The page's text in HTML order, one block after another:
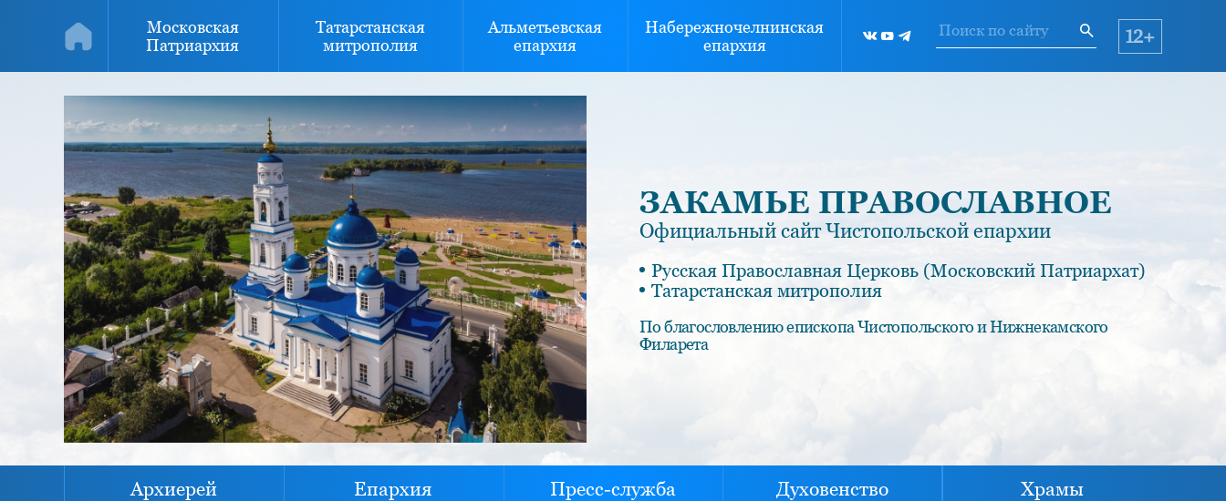
Московская
Патриархия
Татарстанская
митрополия
Альметьевская
епархия
Набережночелнинская
епархия
12+
ЗАКАМЬЕ ПРАВОСЛАВНОЕ
Официальный сайт Чистопольской епархии
Русская Православная Церковь (Московский Патриархат)
Татарстанская митрополия
По благословлению епископа Чистопольского и Нижнекамского
Филарета
Архиерей Епархия Пресс-служба Духовенство Храмы